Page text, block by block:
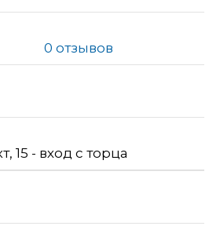
0 отзывов
15 - вход с торца